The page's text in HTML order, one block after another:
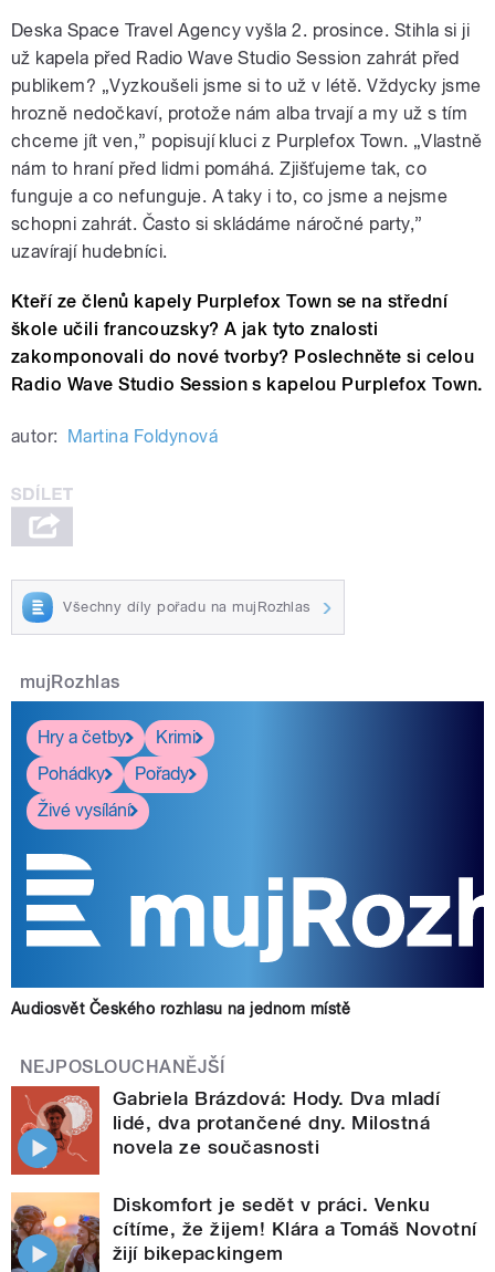
Deska Space Travel Agency vyšla 2. prosince. Stihla si ji
už kapela před Radio Wave Studio Session zahrát před
publikem? „Vyzkoušeli jsme si to už v létě. Vždycky jsme
hrozně nedočkaví, protože nám alba trvají a my už s tím
chceme jít ven,” popisují kluci z Purplefox Town. „Vlastně
nám to hraní před lidmi pomáhá. Zjišťujeme tak, co
funguje a co nefunguje. A taky i to, co jsme a nejsme
schopni zahrát. Často si skládáme náročné party,”
uzavírají hudebníci.
Kteří ze členů kapely Purplefox Town se na střední
škole učili francouzsky? A jak tyto znalosti
zakomponovali do nové tvorby? Poslechněte si celou
Radio Wave Studio Session s kapelou Purplefox Town.
autor: Martina Foldynová
Všechny díly pořadu na mujRozhlas
mujRozhlas
Hry a četby
Krimi
Pohádky
Pořady
Živé vysílání
Audiosvět Českého rozhlasu na jednom místě
NEJPOSLOUCHANĚJŠÍ
Gabriela Brázdová: Hody. Dva mladí
lidé, dva protančené dny. Milostná
novela ze současnosti
Diskomfort je sedět v práci. Venku
cítíme, že žijem! Klára a Tomáš Novotní
žijí bikepackingem